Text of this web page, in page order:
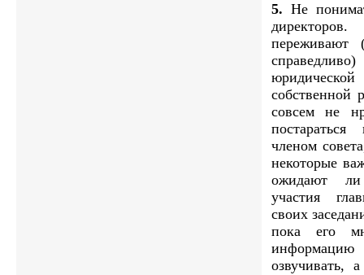
5.Не
переживают
собственной
совсем не
членом
некоторые
ожидают ли
участия
своих
пока его
озвучивать,